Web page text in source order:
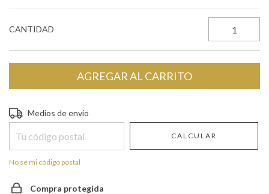
CANTIDAD
Entregas para el CP:
Medios de envío
CALCULAR
No sé mi código postal
Compra protegida